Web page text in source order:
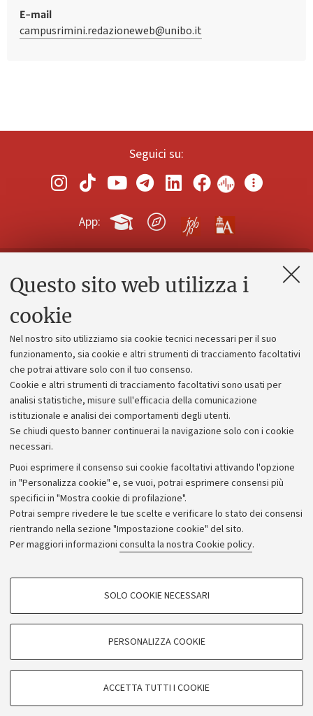
Questo sito web utilizza i
cookie
Nel nostro sito utilizziamo sia cookie tecnici necessari per il suo
funzionamento, sia cookie e altri strumenti di tracciamento facoltativi
che potrai attivare solo con il tuo consenso.
Cookie e altri strumenti di tracciamento facoltativi sono usati per
analisi statistiche, misure sull'efficacia della comunicazione
istituzionale e analisi dei comportamenti degli utenti.
Se chiudi questo banner continuerai la navigazione solo con i cookie
necessari.
Puoi esprimere il consenso sui cookie facoltativi attivando l'opzione
in "Personalizza cookie" e, se vuoi, potrai esprimere consensi più
specifici in "Mostra cookie di profilazione".
Potrai sempre rivedere le tue scelte e verificare lo stato dei consensi
rientrando nella sezione "Impostazione cookie" del sito.
Per maggiori informazioni consulta la nostra Cookie policy.
COOKIE DI PROFILAZIONE - FACOLTATIVI
COOKIE TECNICI - NECESSARI
Si tratta di cookie tecnici utilizzati, a titolo esemplificativo, per il corretto
SOLO COOKIE NECESSARI
PERSONALIZZA COOKIE
ACCETTA TUTTI I COOKIE
E-mail
campusrimini.redazioneweb@unibo.it
Seguici su:
App:
Contatti e PEC
Alumni community
Piano strategico
Bilanci
Donazioni e 5x1000
Bandi, gare e concorsi
Albo online
Amministrazione trasparente
Atti di notifica
Informazioni sul sito e accessibilità
Dichiarazione di accessibilità
Privacy e note legali
Impostazioni Cookie
©Copyright 2026 - ALMA MATER STUDIORUM - Università di
Bologna - Via Zamboni,33 - 40126Bologna - PI:
- CF:80007010376